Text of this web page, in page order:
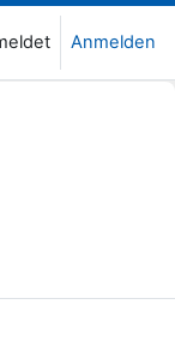
Anmelden